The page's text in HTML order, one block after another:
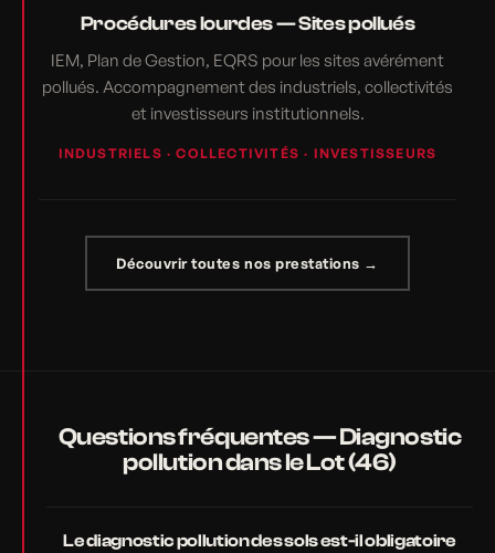
Procédures lourdes — Sites pollués
IEM, Plan de Gestion, EQRS pour les sites avérément
pollués. Accompagnement des industriels, collectivités
et investisseurs institutionnels.
INDUSTRIELS · COLLECTIVITÉS · INVESTISSEURS
Découvrir toutes nos prestations →
Questions fréquentes — Diagnostic
pollution dans le Lot (46)
Le diagnostic pollution des sols est-il obligatoire